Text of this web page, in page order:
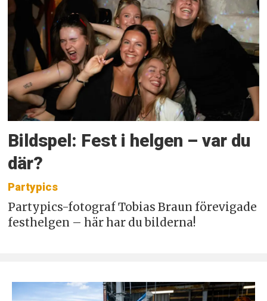
Bildspel: Fest i helgen – var du
där?
Partypics
Partypics-fotograf Tobias Braun förevigade
festhelgen – här har du bilderna!